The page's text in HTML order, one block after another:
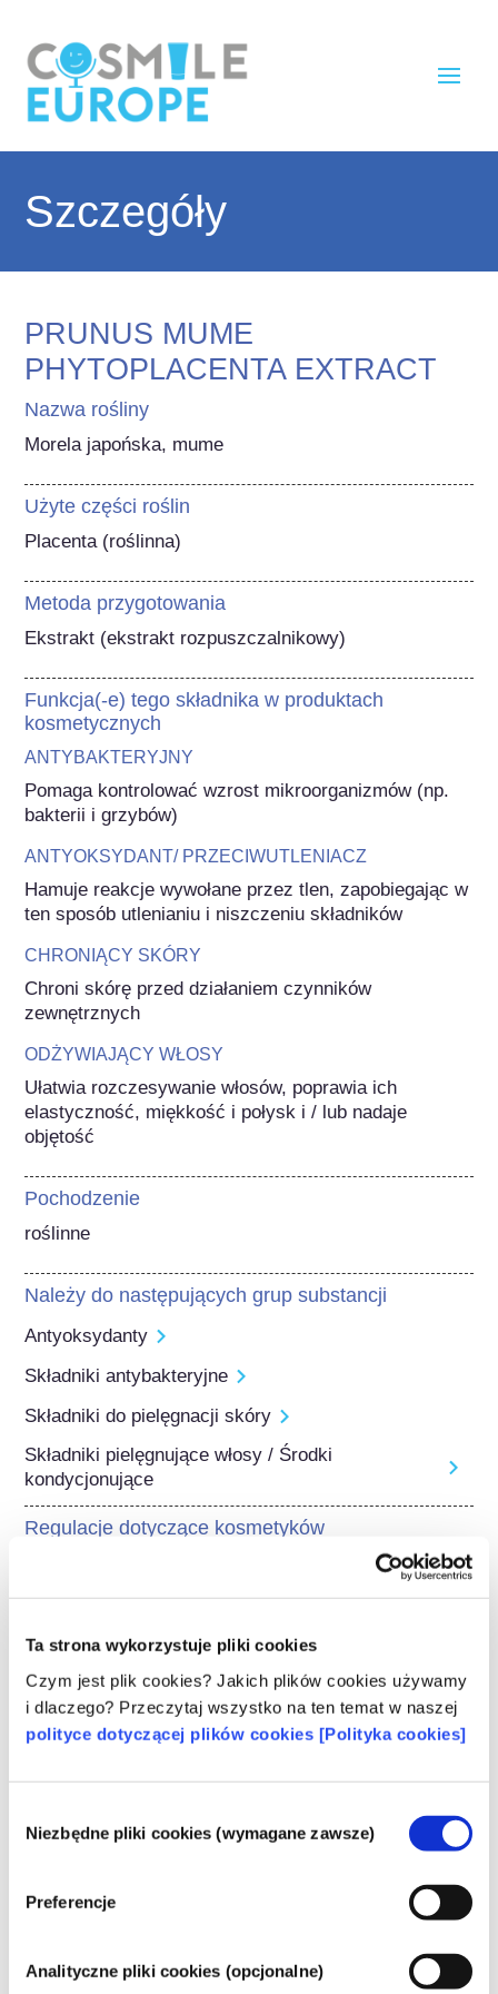
Ta strona wykorzystuje pliki cookies
Czym jest plik cookies? Jakich plików cookies używamy
i dlaczego? Przeczytaj wszystko na ten temat w naszej
polityce dotyczącej plików cookies [Polityka cookies]
zgody
Niezbędne pliki cookies (wymagane zawsze)
Preferencje
Analityczne pliki cookies (opcjonalne)
Szczegóły
PRUNUS MUME
PHYTOPLACENTA EXTRACT
Nazwa rośliny
Morela japońska, mume
Użyte części roślin
Placenta (roślinna)
Metoda przygotowania
Ekstrakt (ekstrakt rozpuszczalnikowy)
Funkcja(-e) tego składnika w produktach
kosmetycznych
ANTYBAKTERYJNY
Pomaga kontrolować wzrost mikroorganizmów (np.
bakterii i grzybów)
ANTYOKSYDANT/ PRZECIWUTLENIACZ
Hamuje reakcje wywołane przez tlen, zapobiegając w
ten sposób utlenianiu i niszczeniu składników
CHRONIĄCY SKÓRY
Chroni skórę przed działaniem czynników
zewnętrznych
ODŻYWIAJĄCY WŁOSY
Ułatwia rozczesywanie włosów, poprawia ich
elastyczność, miękkość i połysk i / lub nadaje
objętość
Pochodzenie
roślinne
Należy do następujących grup substancji
Antyoksydanty
Składniki antybakteryjne
Składniki do pielęgnacji skóry
Składniki pielęgnujące włosy / Środki
kondycjonujące
Regulacje dotyczące kosmetyków
Składniki kosmetyków podlegają regulacjom
obowiązywać inne przepisy.
Poznaj swoje kosmetyki
W jaki sposób zapewnia się
kosmetyczne i higieny osobistej sprzedawane
oraz krajowe i europejskie organy regulacyjne
wspólnie ponoszą odpowiedzialność za
Co należy wiedzieć o substancjach